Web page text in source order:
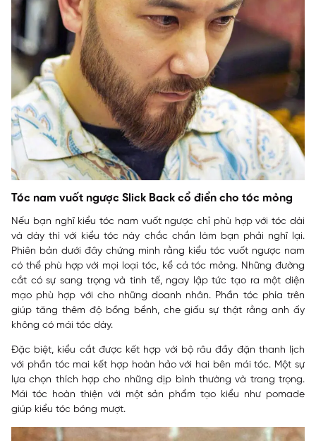
Tóc nam vuốt ngược Slick Back cổ điển cho tóc mỏng
Nếu bạn nghĩ kiểu tóc nam vuốt ngược chỉ phù hợp với tóc dài
và dày thì với kiểu tóc này chắc chắn làm bạn phải nghĩ lại.
Phiên bản dưới đây chứng minh rằng kiểu tóc vuốt ngược nam
có thể phù hợp với mọi loại tóc, kể cả tóc mỏng. Những đường
cắt có sự sang trọng và tinh tế, ngay lập tức tạo ra một diện
mạo phù hợp với cho những doanh nhân. Phần tóc phía trên
giúp tăng thêm độ bồng bềnh, che giấu sự thật rằng anh ấy
không có mái tóc dày.
Đặc biệt, kiểu cắt được kết hợp với bộ râu đầy đặn thanh lịch
với phần tóc mai kết hợp hoàn hảo với hai bên mái tóc. Một sự
lựa chọn thích hợp cho những dịp bình thường và trang trọng.
Mái tóc hoàn thiện với một sản phẩm tạo kiểu như pomade
giúp kiểu tóc bóng mượt.